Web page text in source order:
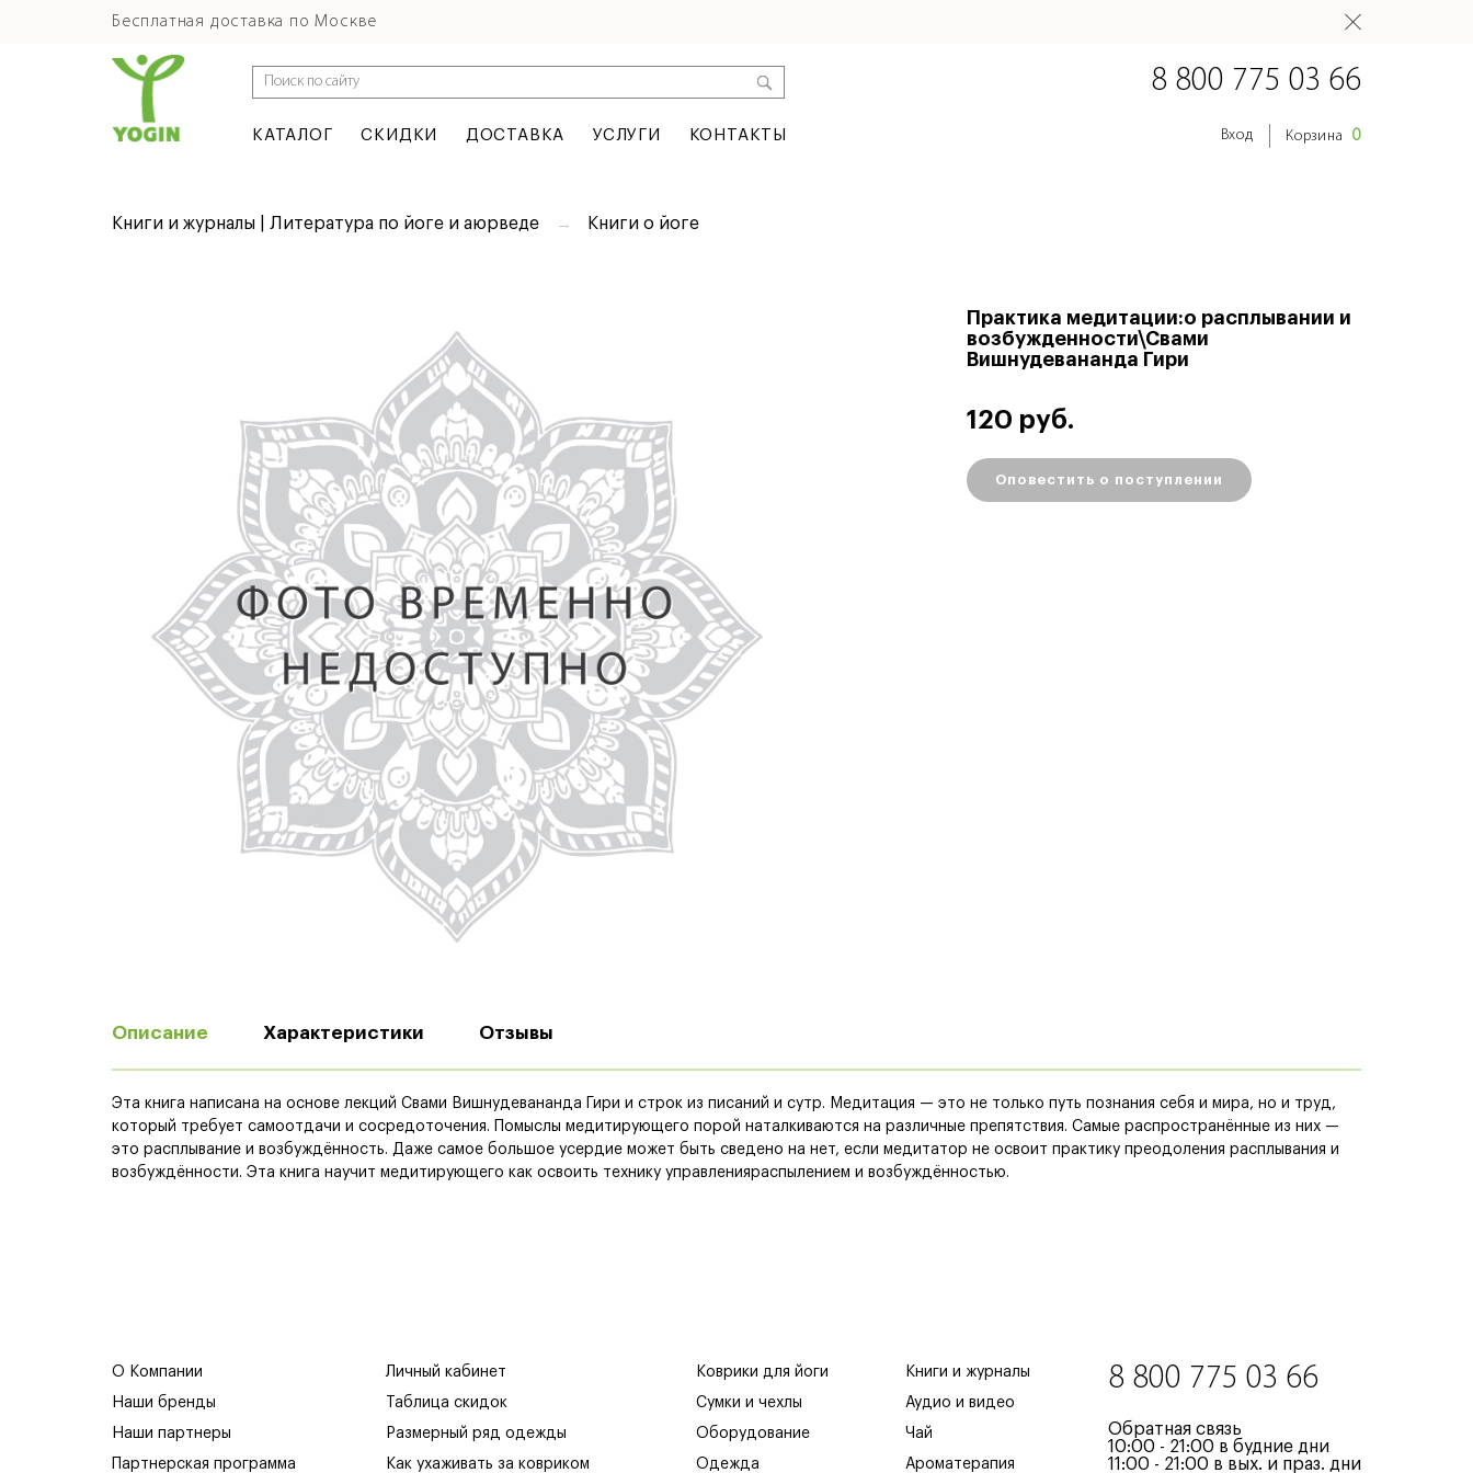
Бесплатная доставка по Москве
КАТАЛОГ СКИДКИ ДОСТАВКА УСЛУГИ КОНТАКТЫ
8 800 775 03 66
Вход Корзина 0
Книги и журналы | Литература по йоге и аюрведе Книги о йоге
Практика медитации:о расплывании и
возбужденности\Свами
Вишнудевананда Гири
120 руб.
Оповестить о поступлении
Описание Характеристики Отзывы
Эта книга написана на основе лекций Свами Вишнудевананда Гири и строк из писаний и сутр. Медитация — это не только путь познания себя и мира, но и труд,
который требует самоотдачи и сосредоточения. Помыслы медитирующего порой наталкиваются на различные препятствия. Самые распространённые из них —
это расплывание и возбуждённость. Даже самое большое усердие может быть сведено на нет, если медитатор не освоит практику преодоления расплывания и
возбуждённости. Эта книга научит медитирующего как освоить технику управленияраспылением и возбуждённостью.
О Компании
Наши бренды
Наши партнеры
Партнерская программа
Личный кабинет
Таблица скидок
Размерный ряд одежды
Как ухаживать за ковриком
Коврики для йоги
Сумки и чехлы
Оборудование
Одежда
Книги и журналы
Аудио и видео
Чай
Ароматерапия
8 800 775 03 66
Обратная связь
10:00 - 21:00 в будние дни
11:00 - 21:00 в вых. и праз. дни